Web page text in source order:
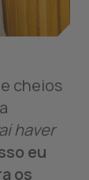
cheios
haver
eu
os